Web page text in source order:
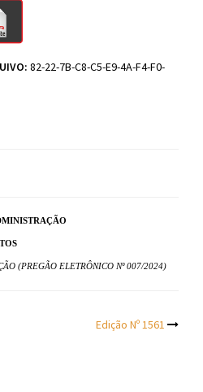
82-22-7B-C8-C5-E9-4A-F4-F0-
(PREGÃO ELETRÔNICO Nº 007/2024)
Edição Nº 1561